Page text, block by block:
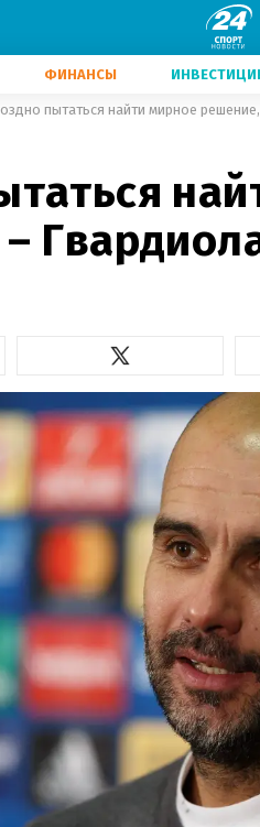
ФИНАНСЫ
пытаться найти мирное